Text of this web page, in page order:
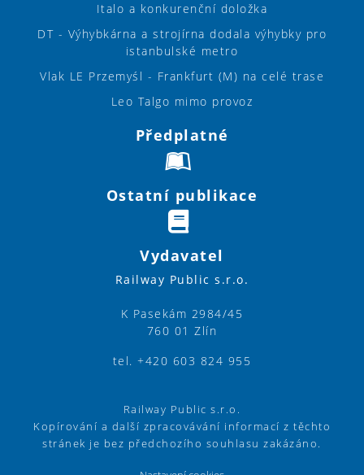
Italo a konkurenční doložka
DT - Výhybkárna a strojírna dodala výhybky pro
istanbulské metro
Vlak LE Przemyśl - Frankfurt (M) na celé trase
Leo Talgo mimo provoz
Předplatné
Ostatní publikace
Vydavatel
Railway Public s.r.o.
K Pasekám 2984/45
760 01 Zlín
tel. +420 603 824 955
Railway Public s.r.o.
Kopírování a další zpracovávání informací z těchto
stránek je bez předchozího souhlasu zakázáno.